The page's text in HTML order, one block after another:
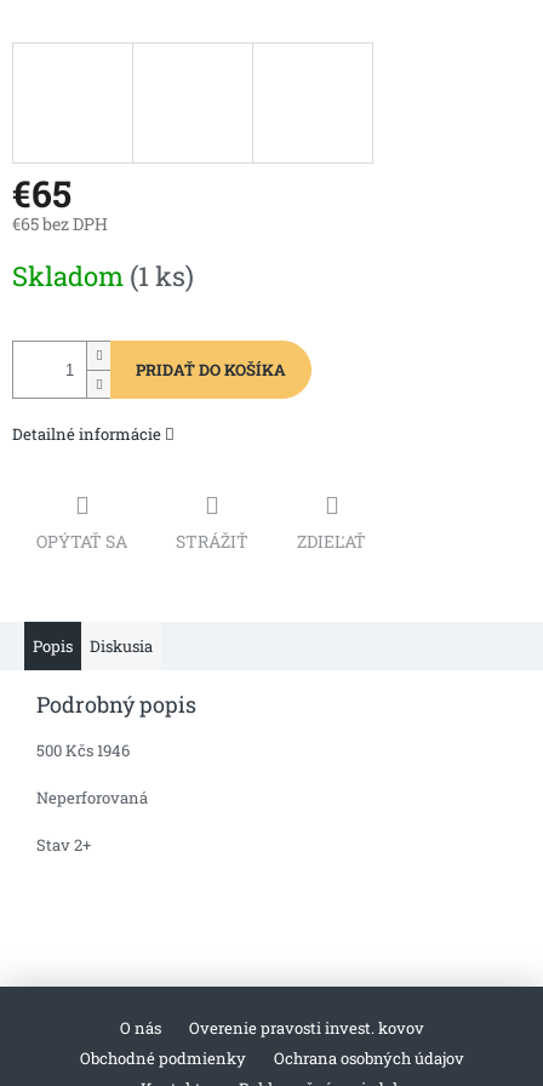
€65
€65 bez DPH
cena:
Skladom (1 ks)
PRIDAŤ DO KOŠÍKA
Detailné informácie
OPÝTAŤ SA STRÁŽIŤ ZDIEĽAŤ
Popis Diskusia
Podrobný popis
500 Kčs 1946
Neperforovaná
Stav 2+
O nás
Overenie pravosti invest. kovov
Obchodné podmienky
Ochrana osobných údajov